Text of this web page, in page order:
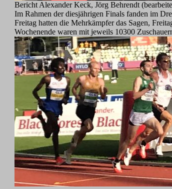
Bericht Alexander Keck, Jörg Behrendt
Im Rahmen der diesjährigen Finals fanden im
Freitag hatten die Mehrkämpfer das Sagen,
Wochenende waren mit jeweils 10300